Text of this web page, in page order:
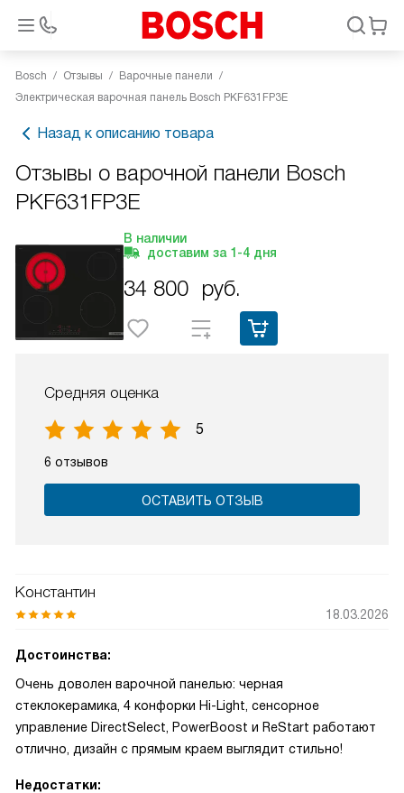
Bosch Отзывы
Варочные панели
Электрическая варочная панель Bosch PKF631FP3E
Назад к описанию товара
Отзывы о варочной панели Bosch
PKF631FP3E
В наличии
доставим за 1-4 дня
34 800 руб.
Средняя оценка
5
6 отзывов
ОСТАВИТЬ ОТЗЫВ
Константин
18.03.2026
Достоинства:
Очень доволен варочной панелью: черная
стеклокерамика, 4 конфорки Hi-Light, сенсорное
управление DirectSelect, PowerBoost и ReStart работают
отлично, дизайн с прямым краем выглядит стильно!
Недостатки: